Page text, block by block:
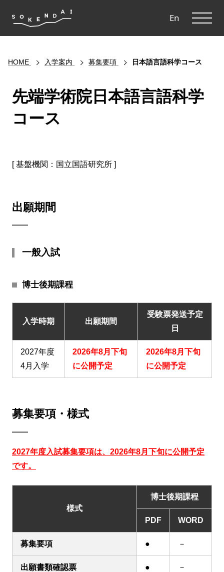
En
HOME 入学案内 募集要項 日本語言語科学コース
先端学術院日本語言語科学
コース
[ 基盤機関：国立国語研究所 ]
出願期間
一般入試
博士後期課程
入学時期 出願期間
受験票発送予定
日
2027年度
4月入学
2026年8月下旬
に公開予定
2026年8月下旬
に公開予定
募集要項・様式
2027年度入試募集要項は、2026年8月下旬に公開予定
です。
様式
博士後期課程
PDF WORD
募集要項 ● －
出願書類確認票 ● －